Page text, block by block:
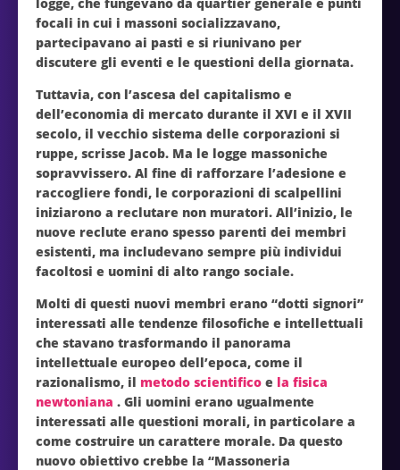
focali in cui i massoni socializzavano,
partecipavano ai pasti e si riunivano per
discutere gli eventi e le questioni della giornata.
Tuttavia, con l’ascesa del capitalismo e
dell’economia di mercato durante il XVI e il XVII
secolo, il vecchio sistema delle corporazioni si
ruppe, scrisse Jacob. Ma le logge massoniche
sopravvissero. Al fine di rafforzare l’adesione e
raccogliere fondi, le corporazioni di scalpellini
iniziarono a reclutare non muratori. All’inizio, le
nuove reclute erano spesso parenti dei membri
esistenti, ma includevano sempre più individui
facoltosi e uomini di alto rango sociale.
Molti di questi nuovi membri erano “dotti signori”
interessati alle tendenze filosofiche e intellettuali
che stavano trasformando il panorama
intellettuale europeo dell’epoca, come il
razionalismo, il metodo scientifico e la fisica
newtoniana . Gli uomini erano ugualmente
interessati alle questioni morali, in particolare a
come costruire un carattere morale. Da questo
nuovo obiettivo crebbe la “Massoneria